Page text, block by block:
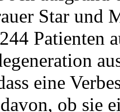
Star und
Patienten
eine
ob sie